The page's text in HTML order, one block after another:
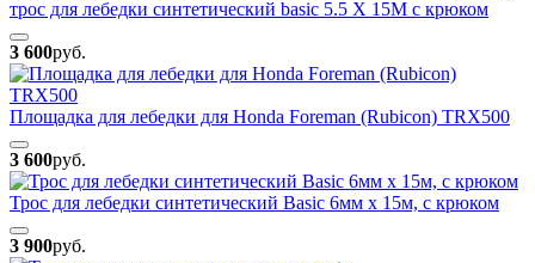
трос для лебедки синтетический basic 5.5 Х 15М с крюком
3 600руб.
Площадка для лебедки для Honda Foreman (Rubicon) TRX500
3 600руб.
Трос для лебедки синтетический Basic 6мм х 15м, с крюком
3 900руб.